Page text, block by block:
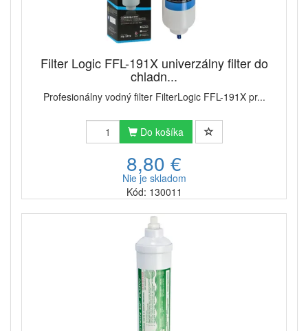
Filter Logic FFL-191X univerzálny filter do
chladn...
Profesionálny vodný filter FilterLogic FFL-191X pr...
Do košíka
8,80 €
Nie je skladom
Kód: 130011